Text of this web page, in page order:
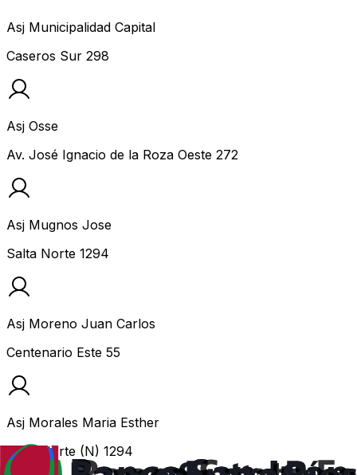
Asj Municipalidad Capital
Caseros Sur 298
Asj Osse
Av. José Ignacio de la Roza Oeste 272
Asj Mugnos Jose
Salta Norte 1294
Asj Moreno Juan Carlos
Centenario Este 55
Asj Morales Maria Esther
Salta Norte (N) 1294